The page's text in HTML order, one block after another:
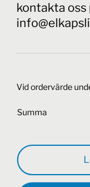
kontakta
Vid ordervärde
Summa